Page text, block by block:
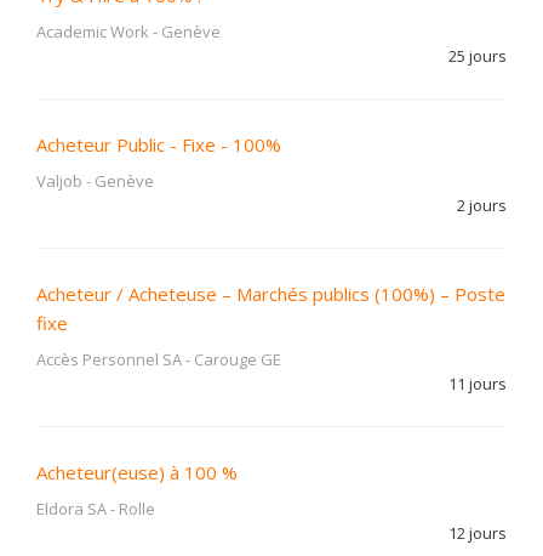
Academic Work - Genève
25 jours
Acheteur Public - Fixe - 100%
Valjob - Genève
2 jours
Acheteur / Acheteuse – Marchés publics (100%) – Poste
fixe
Accès Personnel SA- Carouge GE
11 jours
Acheteur(euse) à 100 %
Eldora SA- Rolle
12 jours